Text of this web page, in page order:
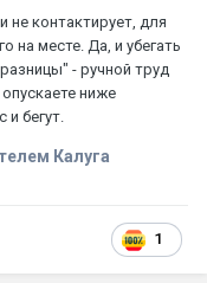
не контактирует, для
на месте. Да, и убегать
- ручной труд
ниже
бегут.
Калуга
1